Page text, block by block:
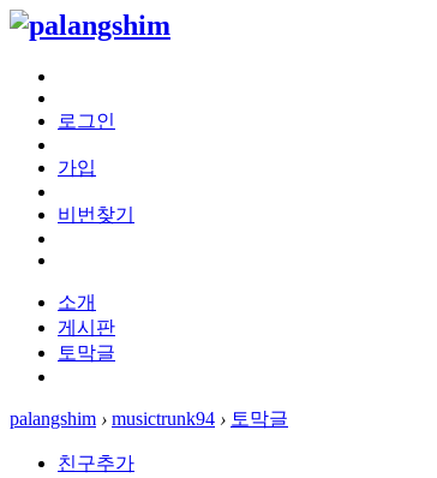
로그인
가입
비번찾기
소개
게시판
토막글
palangshim › musictrunk94 › 토막글
친구추가